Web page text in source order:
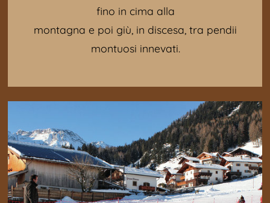
fino in cima alla
montagna e poi giù, in discesa, tra pendii
montuosi innevati.